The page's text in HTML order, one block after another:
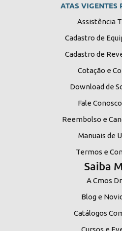
ATAS VIGENTES
Assistência
Cadastro de
Cadastro de
Cotação e
Download de
Fale
Reembolso e
Manuais de
Termos e
Saiba
A Cmos
Blog e
Catálogos
Cursos e